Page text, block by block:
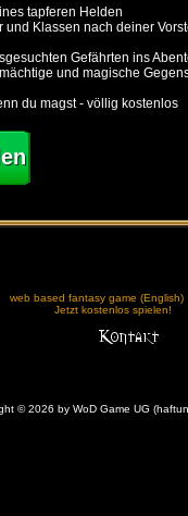
tapferen Helden
und Klassen nach deiner
Gefährten ins
und magische
du magst - völlig kostenlos
web based fantasy game (English)
Jetzt kostenlos spielen!
© 2026 by WoD Game UG